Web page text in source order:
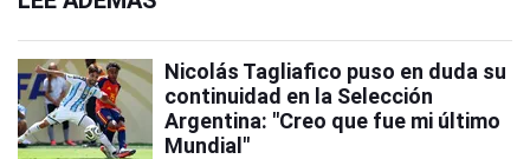
Nicolás Tagliafico puso en duda su
continuidad en la Selección
Argentina: "Creo que fue mi último
Mundial"